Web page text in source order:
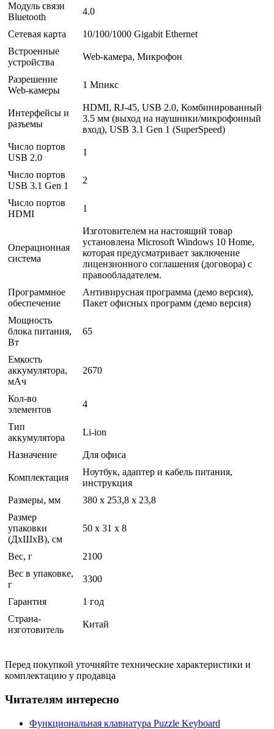
Модуль связи
Bluetooth
4.0
Сетевая карта
10/100/1000 Gigabit Ethernet
Встроенные
устройства
Web-камера, Микрофон
Разрешение
Web-камеры
1 Мпикс
Интерфейсы и
разъемы
HDMI, RJ-45, USB 2.0, Комбинированный
3.5 мм (выход на наушники/микрофонный
вход), USB 3.1 Gen 1 (SuperSpeed)
Число портов
USB 2.0
1
Число портов
USB 3.1 Gen 1
2
Число портов
HDMI
1
Операционная
система
Изготовителем на настоящий товар
установлена Microsoft Windows 10 Home,
которая предусматривает заключение
лицензионного соглашения (договора) с
правообладателем.
Программное
обеспечение
Антивирусная программа (демо версия),
Пакет офисных программ (демо версия)
Мощность
блока питания,
Вт
65
Емкость
аккумулятора,
мАч
2670
Кол-во
элементов
4
Тип
аккумулятора
Li-ion
Назначение Для офиса
Комплектация
Ноутбук, адаптер и кабель питания,
инструкция
Размеры, мм
380 x 253,8 x 23,8
Размер
упаковки
(ДхШхВ), см
50 x 31 x 8
Вес, г
2100
Вес в упаковке,
г
3300
Гарантия
1 год
Страна-
изготовитель
Китай
Перед покупкой уточняйте технические характеристики и
комплектацию у продавца
Читателям интересно
Функциональная клавиатура Puzzle Keyboard